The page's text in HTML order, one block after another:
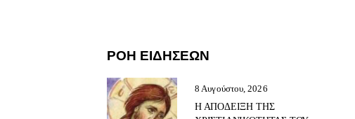
ΡΟΗ ΕΙΔΗΣΕΩΝ
8 Αυγούστου, 2026
Η ΑΠΟΔΕΙΞΗ ΤΗΣ